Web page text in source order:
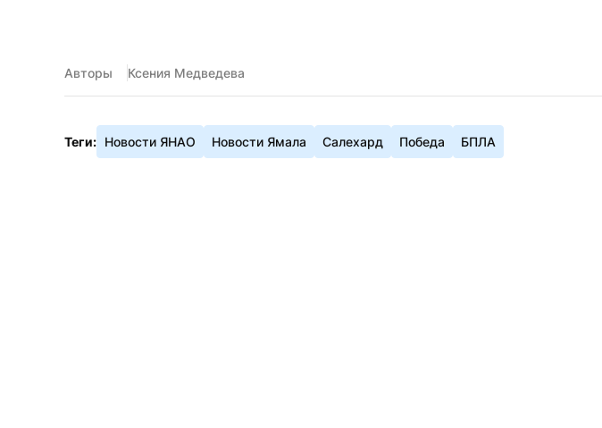
Авторы Ксения Медведева
Теги: Новости ЯНАО Новости Ямала Салехард Победа БПЛА